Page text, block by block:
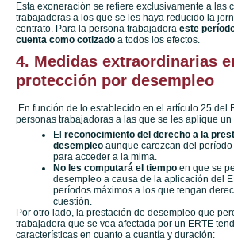
Esta exoneración se refiere exclusivamente a las
trabajadoras a los que se les haya reducido la
contrato. Para la persona trabajadora este
cuenta como cotizado a todos los efectos.
4. Medidas extraordinarias
protección por desempleo
En función de lo establecido en el artículo 25 del
personas trabajadoras a las que se les aplique
El reconocimiento del derecho a la
desempleo aunque carezcan del
para acceder a la mima.
No les computará el tiempo en que se
desempleo a causa de la aplicación del
períodos máximos a los que tengan
cuestión.
Por otro lado, la prestación de desempleo que
trabajadora que se vea afectada por un ERTE
características en cuanto a cuantía y duración: